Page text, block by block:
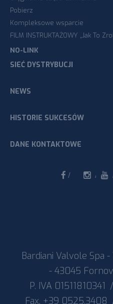
Pobierz
Kompleksowe wsparcie
FILM INSTRUKTAŻOWY „Jak To
NO-LINK
SIEĆ DYSTRYBUCJI
NEWS
HISTORIE SUKCESÓW
DANE KONTAKTOWE
Facebook
Bardiani Valvole Spa
- 43045
P. IVA 01511810341 /
Fax. +39 0525.3408